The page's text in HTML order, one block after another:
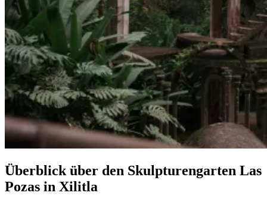
Überblick über den Skulpturengarten Las
Pozas in Xilitla